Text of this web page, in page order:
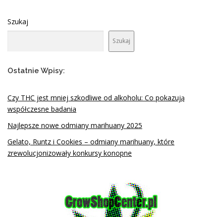
Szukaj
Szukaj
Ostatnie Wpisy:
Czy THC jest mniej szkodliwe od alkoholu: Co pokazują
współczesne badania
Najlepsze nowe odmiany marihuany 2025
Gelato, Runtz i Cookies – odmiany marihuany, które
zrewolucjonizowały konkursy konopne